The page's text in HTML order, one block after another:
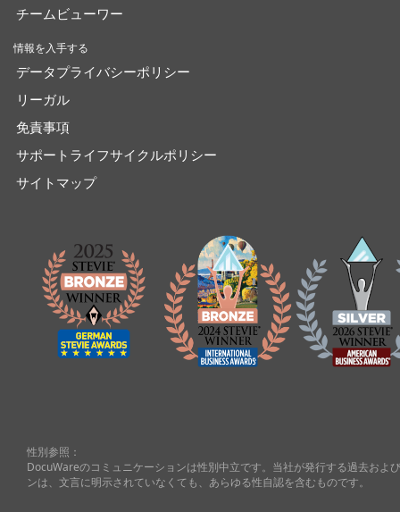
チームビューワー
情報を入手する
データプライバシーポリシー
リーガル
免責事項
サポートライフサイクルポリシー
サイトマップ
性別参照：
DocuWareのコミュニケーションは性別中立です。当社が発行する過去およ
ンは、文言に明示されていなくても、あらゆる性自認を含むものです。